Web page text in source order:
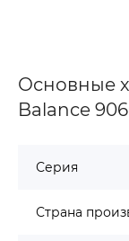
Основные
Balance
Серия
Страна